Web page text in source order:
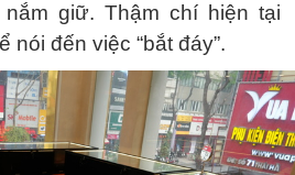
giữ. Thậm chí hiện tại
nói đến việc “bắt đáy”.